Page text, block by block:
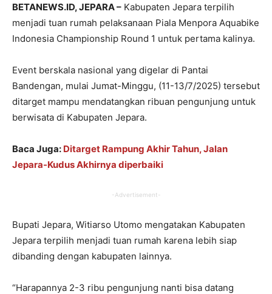
BETANEWS.ID, JEPARA – Kabupaten Jepara terpilih
menjadi tuan rumah pelaksanaan Piala Menpora Aquabike
Indonesia Championship Round 1 untuk pertama kalinya.
Event berskala nasional yang digelar di Pantai
Bandengan, mulai Jumat-Minggu, (11-13/7/2025) tersebut
ditarget mampu mendatangkan ribuan pengunjung untuk
berwisata di Kabupaten Jepara.
Baca Juga: Ditarget Rampung Akhir Tahun, Jalan
Jepara-Kudus Akhirnya diperbaiki
-Advertisement-
Bupati Jepara, Witiarso Utomo mengatakan Kabupaten
Jepara terpilih menjadi tuan rumah karena lebih siap
dibanding dengan kabupaten lainnya.
“Harapannya 2-3 ribu pengunjung nanti bisa datang